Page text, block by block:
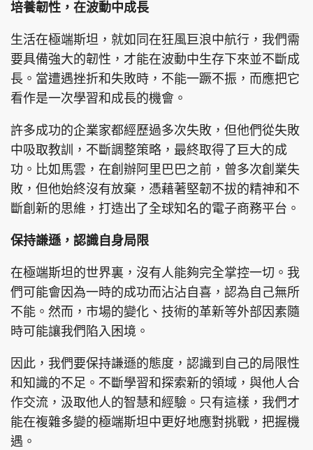
培養韌性，在波動中成長
生活在極端斯坦，就如同在狂風巨浪中航行，我們需
要具備強大的韌性，才能在波動中生存下來並不斷成
長。當遭遇挫折和失敗時，不能一蹶不振，而應把它
看作是一次學習和成長的機會。
許多成功的企業家都經歷過多次失敗，但他們從失敗
中吸取教訓，不斷調整策略，最終取得了巨大的成
功。比如馬雲，在創辦阿里巴巴之前，曾多次創業失
敗，但他始終沒有放棄，憑藉著堅韌不拔的精神和不
斷創新的思維，打造出了全球知名的電子商務平台。
保持謙遜，認識自身局限
在極端斯坦的世界裏，沒有人能夠完全掌控一切。我
們可能會因為一時的成功而沾沾自喜，認為自己無所
不能。然而，市場的變化、技術的革新等外部因素隨
時可能讓我們陷入困境。
因此，我們要保持謙遜的態度，認識到自己的局限性
和知識的不足。不斷學習和探索新的領域，與他人合
作交流，汲取他人的智慧和經驗。只有這樣，我們才
能在複雜多變的極端斯坦中更好地應對挑戰，把握機
遇。